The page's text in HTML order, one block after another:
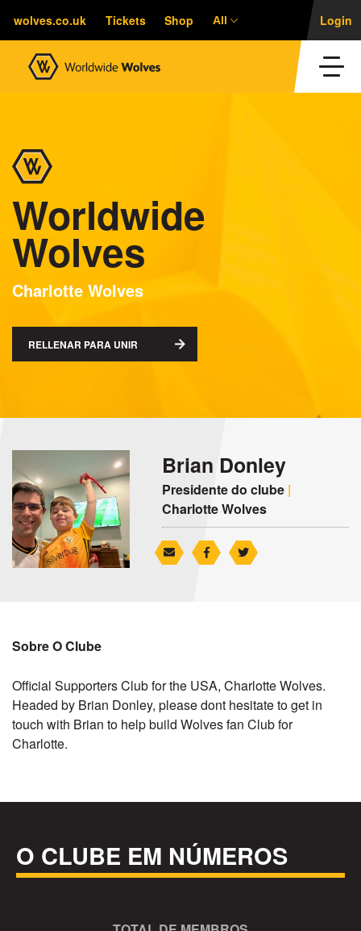
wolves.co.uk Tickets Shop All Login
Worldwide
Wolves
Charlotte Wolves
RELLENAR PARA UNIR
Brian Donley
Presidente do clube |
Charlotte Wolves
Sobre O Clube
Official Supporters Club for the USA, Charlotte Wolves.
Headed by Brian Donley, please dont hesitate to get in
touch with Brian to help build Wolves fan Club for
Charlotte.
O CLUBE EM NÚMEROS